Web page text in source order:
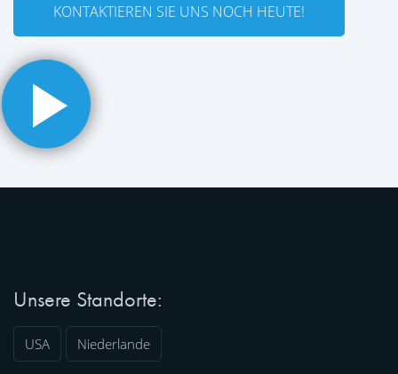
KONTAKTIEREN SIE UNS NOCH HEUTE!
Unsere Standorte:
USA Niederlande